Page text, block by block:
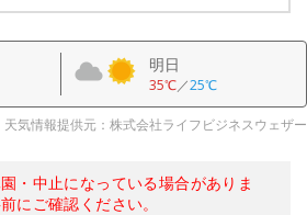
明日
35℃／25℃
天気情報提供元：株式会社ライフビジネスウェザー
・中止になっている場合がありま
にご確認ください。